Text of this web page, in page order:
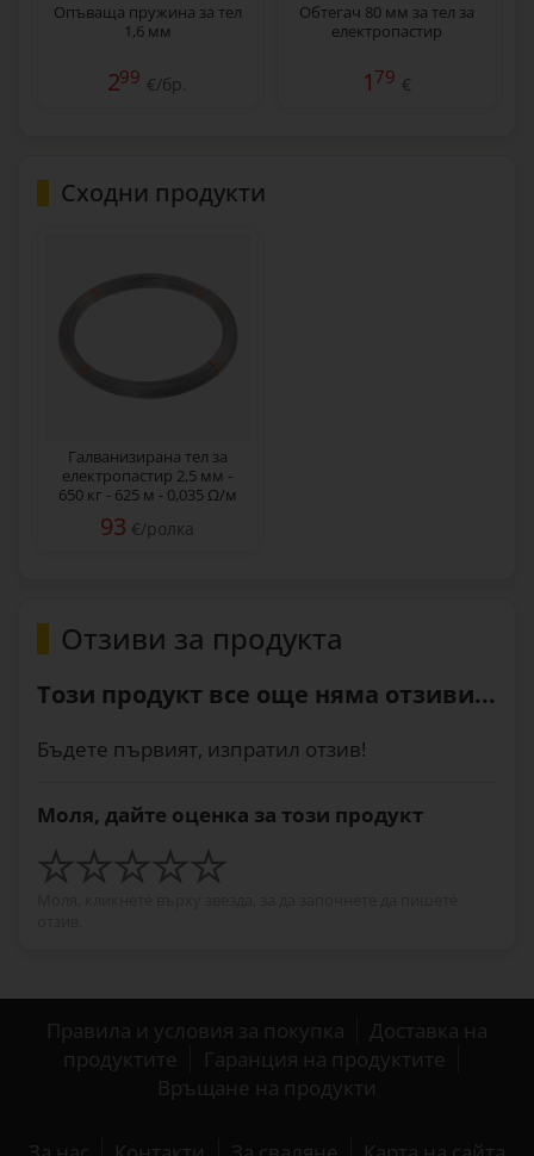
Опъваща пружина за тел
1,6 мм
299 €/бр.
Обтегач 80 мм за тел за
електропастир
1 79 €
Сходни продукти
Галванизирана тел за
електропастир 2,5 мм -
650 кг - 625 м - 0,035 Ω/м
93 €/ролка
Отзиви за продукта
Този продукт все още няма отзиви...
Бъдете първият, изпратил отзив!
Моля, дайте оценка за този продукт
Правила и условия за покупка
Доставка на
продуктите
Гаранция на продуктите
Връщане на продукти